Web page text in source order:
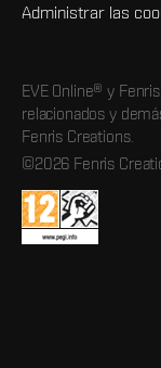
Administrar las
EVE Online® y
relacionados y
Fenris Creations.
©2026 Fenris